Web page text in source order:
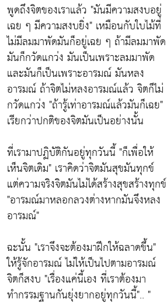
พูดถึงจิตของเราแล้ว "มันมีความสงบอยู่
เฉย ๆ มีความสงบยิ่ง" เหมือนกับใบไม้ที่
ไม่มีลมมาพัดมันก็อยู่เฉย ๆ ถ้ามีลมมาพัด
มันก็กวัดแกว่ง มันเป็นเพราะลมมาพัด
และมันก็เป็นเพราะอารมณ์ มันหลง
อารมณ์ ถ้าจิตไม่หลงอารมณ์แล้ว จิตก็ไม่
กวัดแกว่ง "ถ้ารู้เท่าอารมณ์แล้วมันก็เฉย"
เรียกว่าปกติของจิตมันเป็นอย่างนั้น
ที่เรามาปฏิบัติกันอยู่ทุกวันนี้ "ก็เพื่อให้
เห็นจิตเดิม" เราคิดว่าจิตมันสุขมันทุกข์
แต่ความจริงจิตมันไม่ได้สร้างสุขสร้างทุกข์
"อารมณ์มาหลอกลวงต่างหากมันจึงหลง
อารมณ์"
ฉะนั้น "เราจึงจะต้องมาฝึกให้ฉลาดขึ้น"
ให้รู้จักอารมณ์ ไม่ให้เป็นไปตามอารมณ์
จิตก็สงบ "เรื่องแค่นี้เอง ที่เราต้องมา
ทำกรรมฐานกันยุ่งยากอยู่ทุกวันนี้".. "